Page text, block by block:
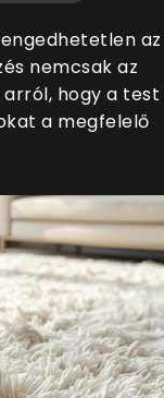
az
nemcsak az
hogy a test
a megfelelő